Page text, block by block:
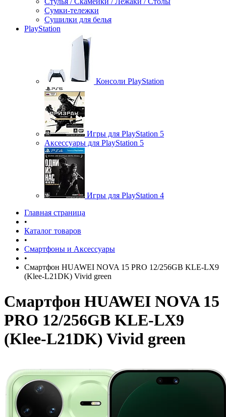
Сумки-тележки
Сушилки для белья
PlayStation
Консоли PlayStation
Игры для PlayStation 5
Аксессуары для PlayStation 5
Игры для PlayStation 4
Главная страница
•
Каталог товаров
•
Смартфоны и Аксессуары
•
Смартфон HUAWEI NOVA 15 PRO 12/256GB KLE-LX9
(Klee-L21DK) Vivid green
Смартфон HUAWEI NOVA 15
PRO 12/256GB KLE-LX9
(Klee-L21DK) Vivid green